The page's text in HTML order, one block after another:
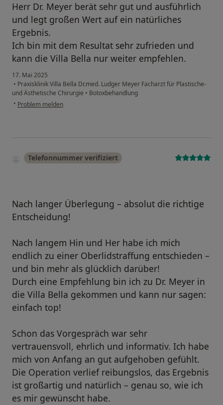
Herr Dr. Meyer berät sehr gut und ausführlich
und legt großen Wert auf ein natürliches
Ergebnis.
Ich bin mit dem Resultat sehr zufrieden und
kann die Villa Bella nur weiter empfehlen.
17. Mai 2025
• Praxisklinik Villa Bella Dr.med. Ludger Meyer Facharzt für Plastische-
und Ästhetische Chirurgie • Botoxbehandlung
• Problem melden
Telefonnummer verifiziert
Nach langer Überlegung – absolut die richtige
Entscheidung!
Nach langem Hin und Her habe ich mich
endlich zu einer Oberlidstraffung entschieden –
und bin mehr als glücklich darüber!
Durch eine Empfehlung bin ich zu Dr. Meyer in
die Villa Bella gekommen und kann nur sagen:
einfach top!
Schon das Vorgespräch war sehr
vertrauensvoll, ehrlich und informativ. Ich habe
mich von Anfang an gut aufgehoben gefühlt.
Die Operation verlief reibungslos, das Ergebnis
ist großartig und natürlich – genau so, wie ich
es mir gewünscht habe.